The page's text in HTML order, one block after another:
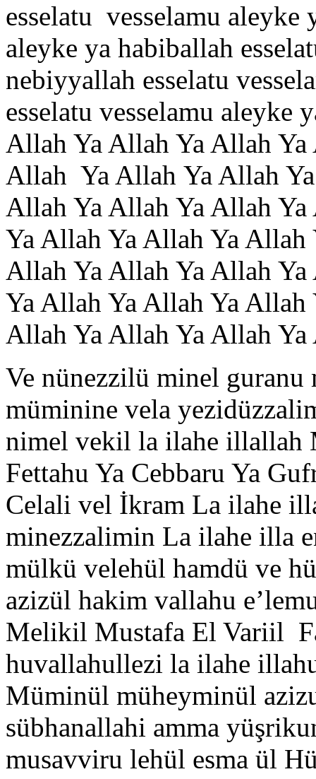
esselatu vesselamu aleyke
aleyke ya habiballah
nebiyyallah esselatu
esselatu vesselamu
Allah Ya Allah Ya Allah
Allah Ya Allah Ya Allah
Allah Ya Allah Ya Allah
Ya Allah Ya Allah Ya
Allah Ya Allah Ya Allah
Ya Allah Ya Allah Ya
Allah Ya Allah Ya Allah
Ve nünezzilü minel
müminine vela
nimel vekil la ilahe illallah
Fettahu Ya Cebbaru Ya
Celali vel İkram La ilahe
minezzalimin La ilahe illa
mülkü velehül hamdü ve
azizül hakim vallahu
Melikil Mustafa El Variil
huvallahullezi la ilahe
Müminül müheyminül
sübhanallahi amma
musavviru lehül esma ül